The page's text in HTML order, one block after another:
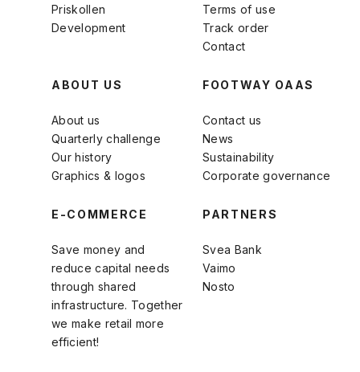
Priskollen
Development
Terms of use
Track order
Contact
ABOUT US
About us
Quarterly challenge
Our history
Graphics & logos
FOOTWAY OAAS
Contact us
News
Sustainability
Corporate governance
E-COMMERCE
Save money and
reduce capital needs
through shared
infrastructure. Together
we make retail more
efficient!
PARTNERS
Svea Bank
Vaimo
Nosto